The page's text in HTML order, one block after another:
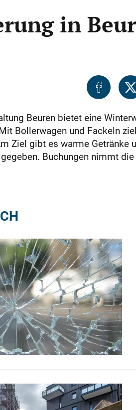
in
Beuren bietet eine
Bollerwagen und Fackeln
Ziel gibt es warme Getränke
Buchungen nimmt